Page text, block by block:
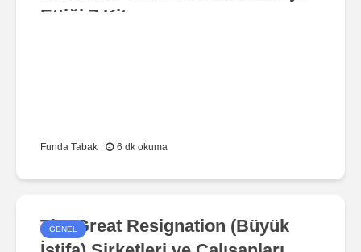
Ettiği 7 Kitap
Funda Tabak 6 dk okuma
GENEL
The Great Resignation (Büyük